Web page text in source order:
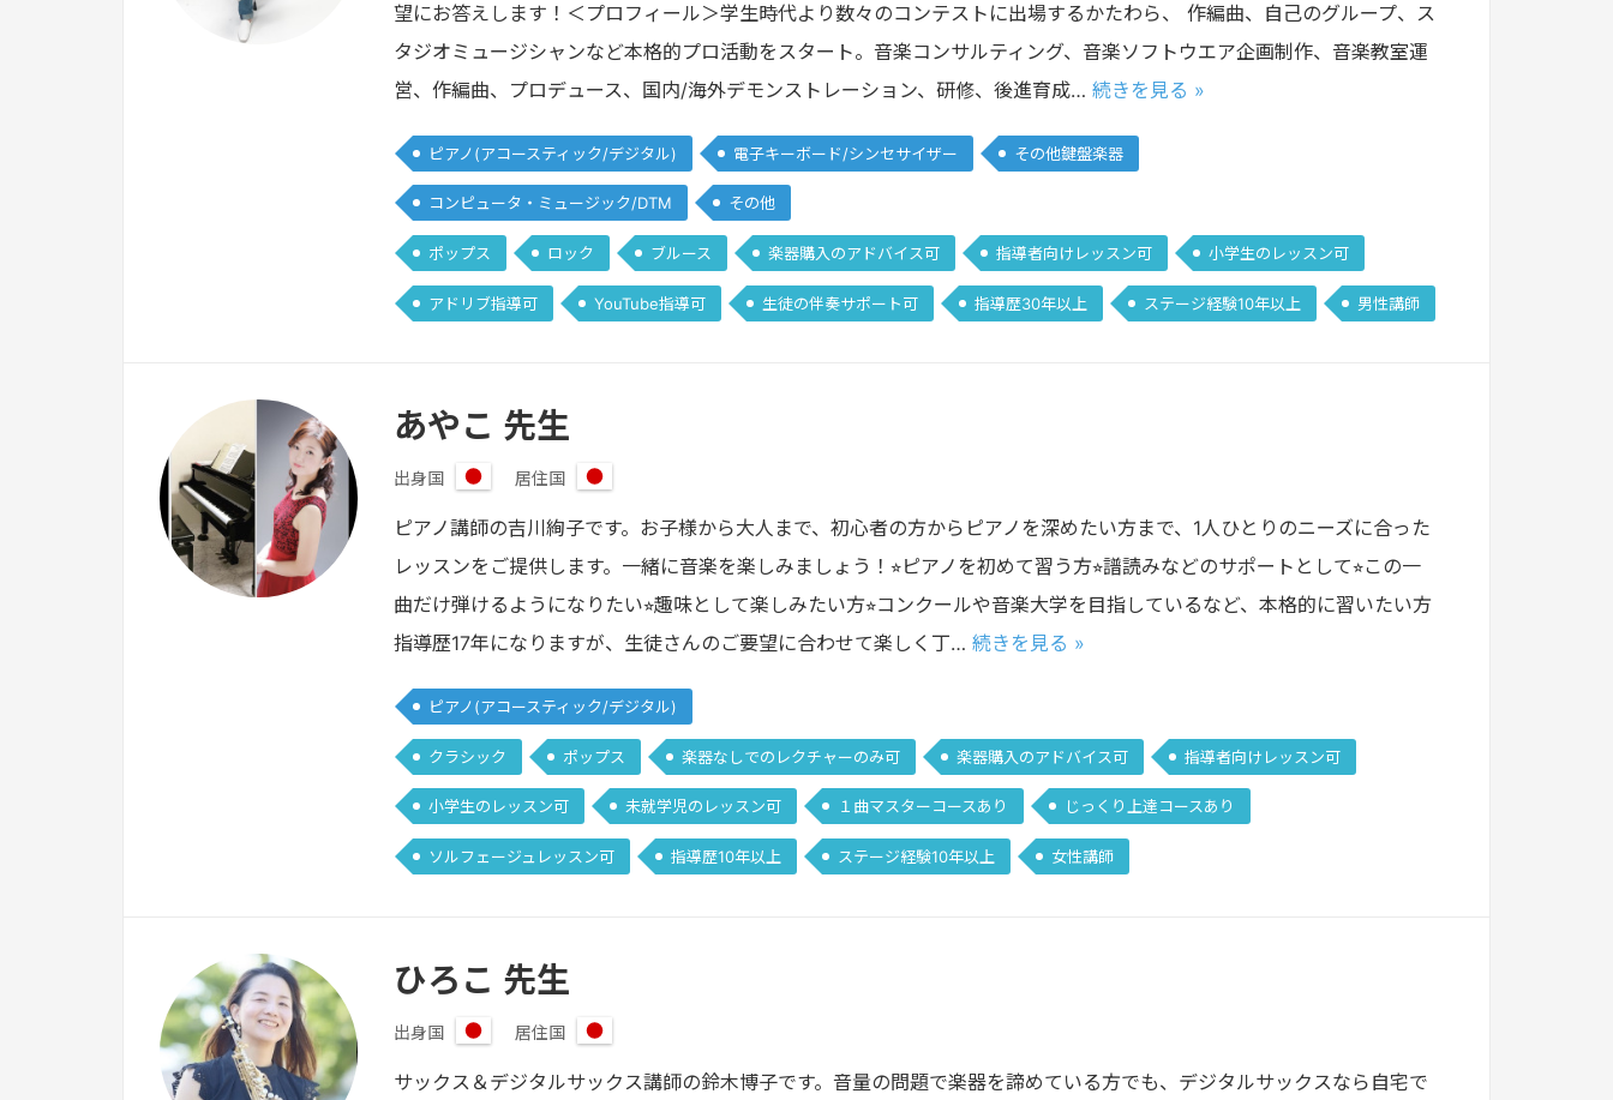
望にお答えします！＜プロフィール＞学生時代より数々のコンテストに出場するかたわら、 作編曲、自己のグループ、ス
タジオミュージシャンなど本格的プロ活動をスタート。音楽コンサルティング、音楽ソフトウエア企画制作、音楽教室運
営、作編曲、プロデュース、国内/海外デモンストレーション、研修、後進育成… 続きを見る »
ピアノ(アコースティック/デジタル) 電子キーボード/シンセサイザー その他鍵盤楽器
コンピュータ・ミュージック/DTM その他
ポップス ロック ブルース 楽器購入のアドバイス可 指導者向けレッスン可 小学生のレッスン可
アドリブ指導可 YouTube指導可 生徒の伴奏サポート可 指導歴30年以上 ステージ経験10年以上 男性講師
あやこ 先生
出身国
本
居住国
本
ピアノ講師の吉川絢子です。お子様から大人まで、初心者の方からピアノを深めたい方まで、1人ひとりのニーズに合った
レッスンをご提供します。一緒に音楽を楽しみましょう！⭐︎ピアノを初めて習う方⭐︎譜読みなどのサポートとして⭐︎この一
曲だけ弾けるようになりたい⭐︎趣味として楽しみたい方⭐︎コンクールや音楽大学を目指しているなど、本格的に習いたい方
指導歴17年になりますが、生徒さんのご要望に合わせて楽しく丁… 続きを見る »
ピアノ(アコースティック/デジタル)
クラシック ポップス 楽器なしでのレクチャーのみ可 楽器購入のアドバイス可 指導者向けレッスン可
小学生のレッスン可 未就学児のレッスン可 １曲マスターコースあり じっくり上達コースあり
ソルフェージュレッスン可 指導歴10年以上 ステージ経験10年以上 女性講師
ひろこ 先生
出身国
日
本
居住国
日
本
サックス＆デジタルサックス講師の鈴木博子です。音量の問題で楽器を諦めている方でも、デジタルサックスなら自宅で